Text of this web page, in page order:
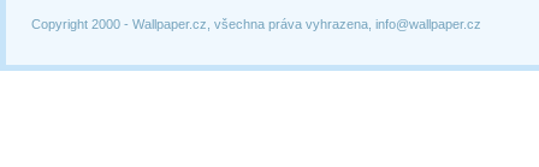
Copyright 2000 - Wallpaper.cz, všechna práva vyhrazena, info@wallpaper.cz